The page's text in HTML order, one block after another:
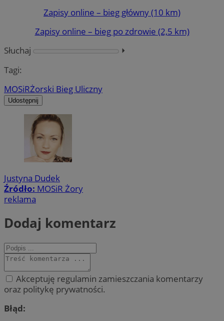
Zapisy online – bieg główny (10 km)
Zapisy online – bieg po zdrowie (2,5 km)
Słuchaj
⏵︎
Tagi:
MOSiRŻorski Bieg Uliczny
Udostępnij
Justyna Dudek
Źródło: MOSiR Żory
reklama
Dodaj komentarz
Akceptuję regulamin zamieszczania komentarzy
oraz politykę prywatności.
Błąd: